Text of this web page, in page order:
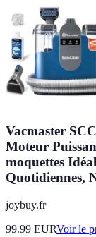
Vacmaster
Moteur
moquettes
Quotidiennes,
joybuy.fr
99.99 EURVoir le